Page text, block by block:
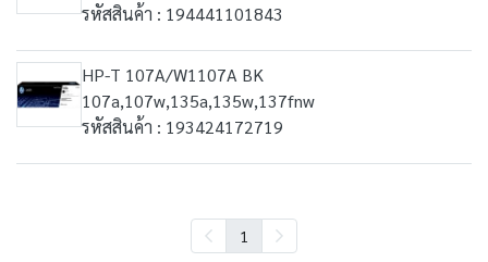
รหัสสินค้า : 194441101843
HP-T 107A/W1107A BK
107a,107w,135a,135w,137fnw
รหัสสินค้า : 193424172719
1